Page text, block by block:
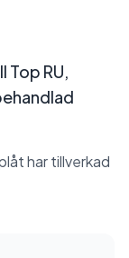
RU,
har tillverkad